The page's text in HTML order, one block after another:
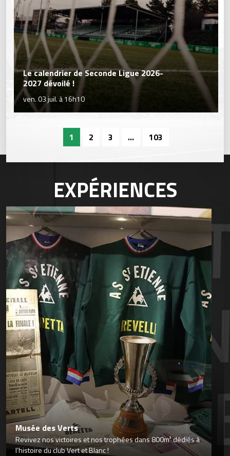
Le calendrier de Seconde Ligue 2026-
2027 dévoilé !
ven. 03 juil. à 16h10
1 2 3 ... 103
EXPÉRIENCES
Musée des Verts
Revivez nos victoires et nos trophées dans 800m² dédiés à
l’histoire du club Vert et Blanc !